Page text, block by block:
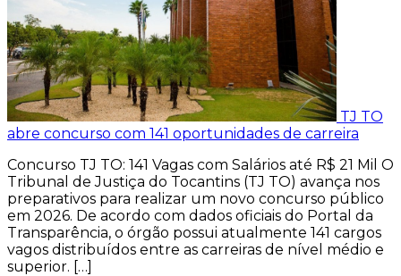
TJ TO
abre concurso com 141 oportunidades de carreira
Concurso TJ TO: 141 Vagas com Salários até R$ 21 Mil O
Tribunal de Justiça do Tocantins (TJ TO) avança nos
preparativos para realizar um novo concurso público
em 2026. De acordo com dados oficiais do Portal da
Transparência, o órgão possui atualmente 141 cargos
vagos distribuídos entre as carreiras de nível médio e
superior. […]